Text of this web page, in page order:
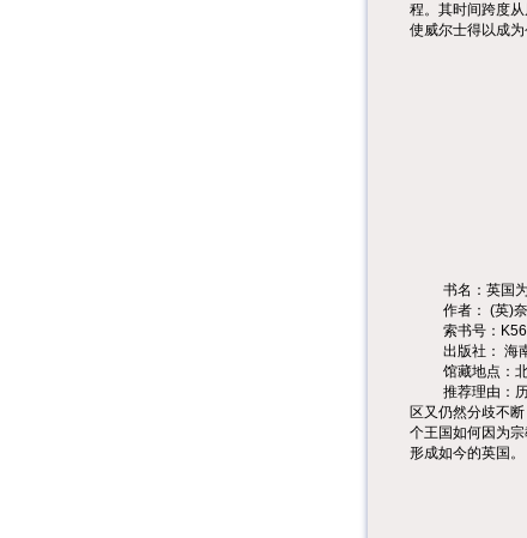
程。其时间跨度
使威尔士得以成
书名：英国
作者： (英)
索书号：
出版社： 海
馆藏地点：
推荐理由：
区又仍然分歧不
个王国如何因为
形成如今的英国。